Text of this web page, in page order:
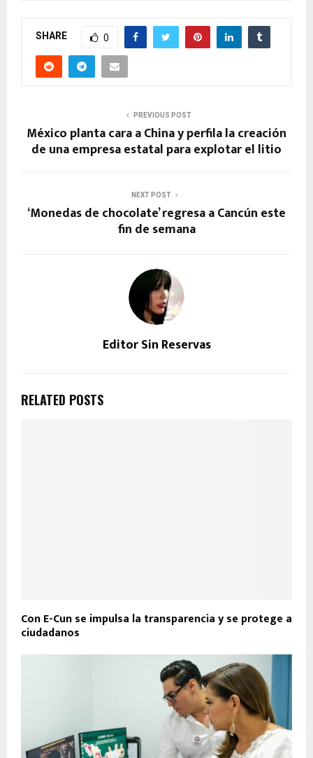
SHARE 0
PREVIOUS POST
México planta cara a China y perfila la creación
de una empresa estatal para explotar el litio
NEXT POST
‘Monedas de chocolate’ regresa a Cancún este
fin de semana
Editor Sin Reservas
RELATED POSTS
Con E-Cun se impulsa la transparencia y se protege a
ciudadanos